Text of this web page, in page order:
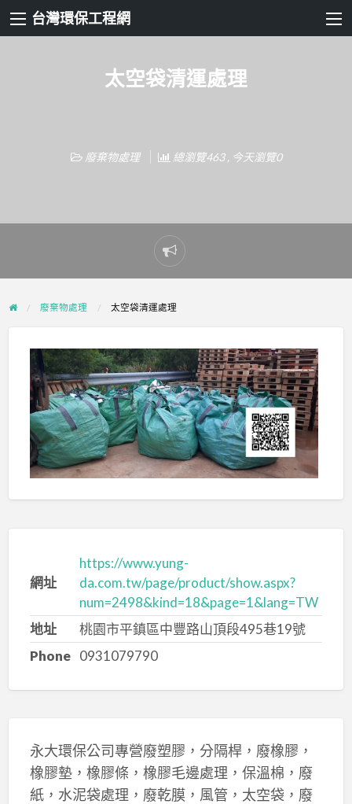
台灣環保工程網
太空袋清運處理
廢棄物處理 總瀏覽463 , 今天瀏覽0
Report
problem
廢棄物處理 太空袋清運處理
網址
https://www.yung-
da.com.tw/page/product/show.aspx?
num=2498&kind=18&page=1&lang=TW
地址
桃園市平鎮區中豐路山頂段495巷19號
Phone 0931079790
永大環保公司專營廢塑膠，分隔桿，廢橡膠，
橡膠墊，橡膠條，橡膠毛邊處理，保溫棉，廢
紙，水泥袋處理，廢乾膜，風管，太空袋，廢